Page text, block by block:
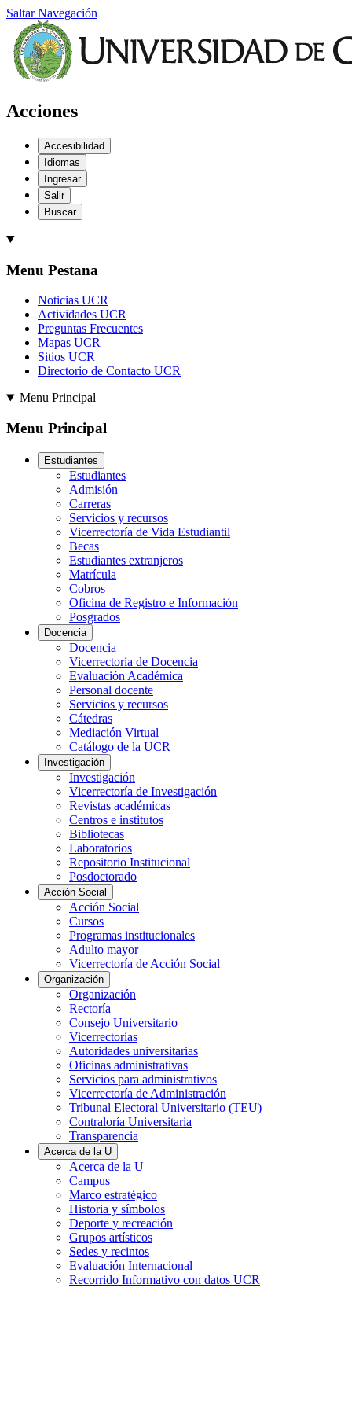
Saltar Navegación
Acciones
Accesibilidad
Idiomas
Ingresar
Salir
Buscar
Menu Pestana
Noticias UCR
Actividades UCR
Preguntas Frecuentes
Mapas UCR
Sitios UCR
Directorio de Contacto UCR
Menu Principal
Menu Principal
Estudiantes
Estudiantes
Admisión
Carreras
Servicios y recursos
Vicerrectoría de Vida Estudiantil
Becas
Estudiantes extranjeros
Matrícula
Cobros
Oficina de Registro e Información
Posgrados
Docencia
Docencia
Vicerrectoría de Docencia
Evaluación Académica
Personal docente
Servicios y recursos
Cátedras
Mediación Virtual
Catálogo de la UCR
Investigación
Investigación
Vicerrectoría de Investigación
Revistas académicas
Centros e institutos
Bibliotecas
Laboratorios
Repositorio Institucional
Posdoctorado
Acción Social
Acción Social
Cursos
Programas institucionales
Adulto mayor
Vicerrectoría de Acción Social
Organización
Organización
Rectoría
Consejo Universitario
Vicerrectorías
Autoridades universitarias
Oficinas administrativas
Servicios para administrativos
Vicerrectoría de Administración
Tribunal Electoral Universitario (TEU)
Contraloría Universitaria
Transparencia
Acerca de la U
Acerca de la U
Campus
Marco estratégico
Historia y símbolos
Deporte y recreación
Grupos artísticos
Sedes y recintos
Evaluación Internacional
Recorrido Informativo con datos UCR